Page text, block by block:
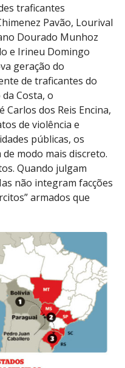
traficantes
Pavão, Lourival
Dourado Munhoz
e Irineu Domingo
geração do
de traficantes do
Costa, o
Carlos dos Reis Encina,
de violência e
públicas, os
modo mais discreto.
Quando julgam
não integram facções
armados que